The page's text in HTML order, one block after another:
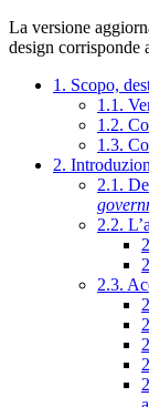
La versione
design corrisponde
1. Scopo,
1.1.
1.2.
1.3.
2.
2.1.
2.2.
2.3.